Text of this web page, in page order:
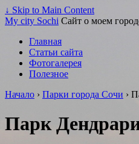
↓ Skip to Main Content
My city Sochi Сайт о моем
Главная
Статьи сайта
Фотогалерея
Полезное
Начало › Парки города Сочи ›
Парк